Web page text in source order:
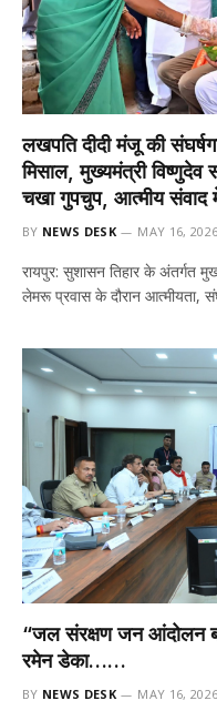
लखपति दीदी मंजू की
मिसाल, मुख्यमंत्री
चखा गुपचुप, आत्मीय संवाद
BY NEWS DESK MAY 16, 2026
रायपुर: सुशासन तिहार के अंतर्गत
लेमरू प्रवास के दौरान आत्मीयता,
“जल संरक्षण जन आंदोलन
रमेन डेका……
BY NEWS DESK MAY 16, 2026